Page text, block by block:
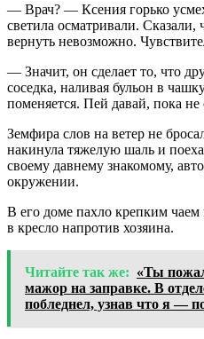
— Врач? — Ксения горько
светила осматривали.
вернуть невозможно.
— Значит, он сделает то, что
соседка, наливая бульон в
поменяется. Пей давай, пока не
Земфира слов на ветер не
накинула тяжелую шаль и
своему давнему знакомому,
окружении.
В его доме пахло крепким
в кресло напротив хозяина.
Читайте так же: «Ты
мажор на заправке. В
побледнел, узнав что я —